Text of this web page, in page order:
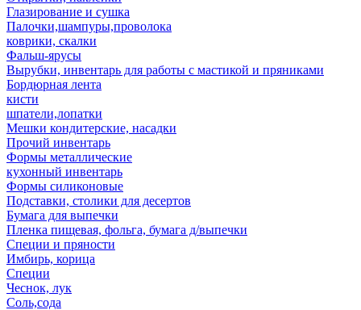
Глазирование и сушка
Палочки,шампуры,проволока
коврики, скалки
Фальш-ярусы
Вырубки, инвентарь для работы с мастикой и пряниками
Бордюрная лента
кисти
шпатели,лопатки
Мешки кондитерские, насадки
Прочий инвентарь
Формы металлические
кухонный инвентарь
Формы силиконовые
Подставки, столики для десертов
Бумага для выпечки
Пленка пищевая, фольга, бумага д/выпечки
Специи и пряности
Имбирь, корица
Специи
Чеснок, лук
Соль,сода